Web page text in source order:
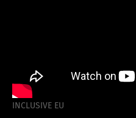
INCLUSIVE EU